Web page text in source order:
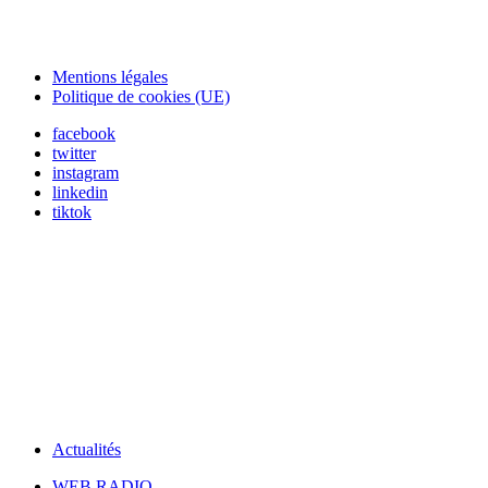
Mentions légales
Politique de cookies (UE)
facebook
twitter
instagram
linkedin
tiktok
Actualités